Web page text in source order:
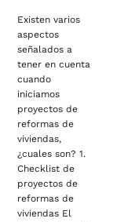
Existen varios
aspectos
señalados a
tener en cuenta
cuando
iniciamos
proyectos de
reformas de
viviendas,
¿cuales son? 1.
Checklist de
proyectos de
reformas de
viviendas El